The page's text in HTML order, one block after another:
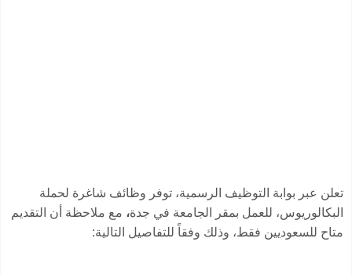
تعلن عبر بوابة التوظيف الرسمية، توفر وظائف شاغرة لحملة
البكالوريوس، للعمل بمقر الجامعة في جدة، مع ملاحظة أن التقديم
متاح للسعوديين فقط، وذلك وفقاً للتفاصيل التالية: